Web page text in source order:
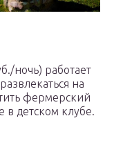
ночь) работает
на
фермерский
в детском клубе.